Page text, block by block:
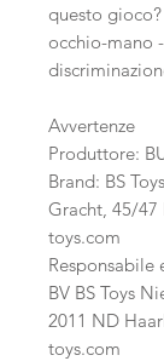
questo
occhio-mano
Avvertenze
Produttore:
Brand: BS
Gracht, 45/47
toys.com
Responsabile
BV BS Toys
2011 ND
toys.com